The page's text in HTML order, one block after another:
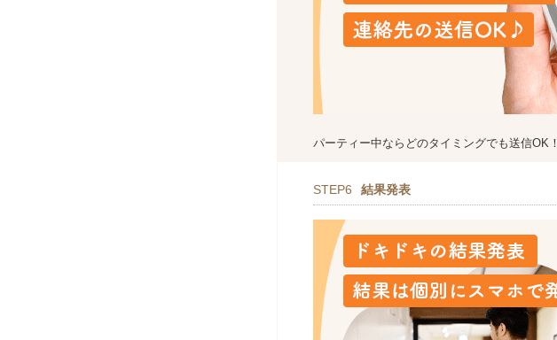
パーティー中ならどのタイミングでも送信OK！
STEP6 結果発表